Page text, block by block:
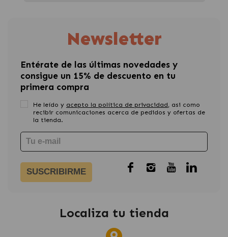
Newsletter
Entérate de las últimas novedades y
consigue un 15% de descuento en tu
primera compra
He leído y acepto la política de privacidad, asi como
recibir comunicaciones acerca de pedidos y ofertas de
la tienda.
SUSCRIBIRME
Localiza tu tienda